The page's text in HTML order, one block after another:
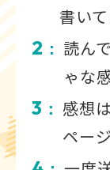
書い
2 ： 読ん
ゃな
3 ： 感想
ペー